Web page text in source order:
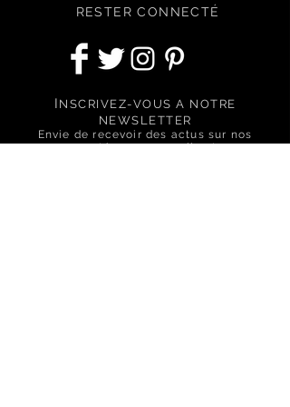
RESTER CONNECTÉ
I NSCRIVEZ-VOUS A NOTRE
NEWSLETTER
Envie de recevoir des actus sur nos
nouveautés, nos conseils et nos